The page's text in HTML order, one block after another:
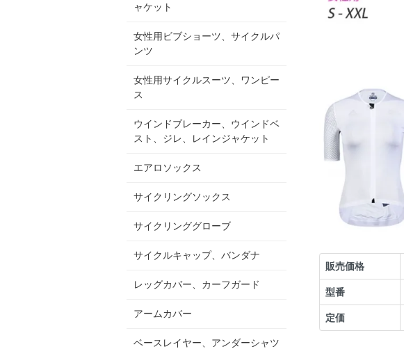
販売価格
型番
定価
ャケット
女性用ビブショーツ、サイクルパ
ンツ
女性用サイクルスーツ、ワンピー
ス
ウインドブレーカー、ウインドベ
スト、ジレ、レインジャケット
エアロソックス
サイクリングソックス
サイクリンググローブ
サイクルキャップ、バンダナ
レッグカバー、カーフガード
アームカバー
ベースレイヤー、アンダーシャツ